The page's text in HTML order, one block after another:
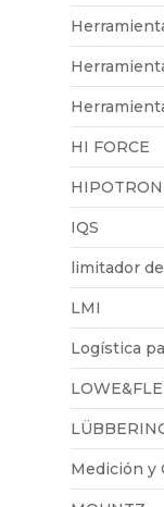
HI FORCE
IQS
limitador
LMI
Logística
Medición y